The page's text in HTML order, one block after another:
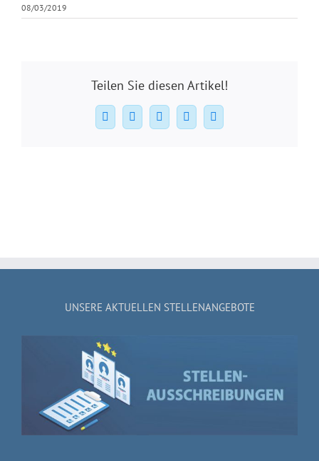
08/03/2019
Teilen Sie diesen Artikel!
Facebook
X WhatsAppPinterest
E-
Mail
UNSERE AKTUELLEN STELLENANGEBOTE